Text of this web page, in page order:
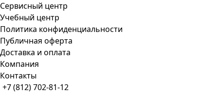
Сервисный центр
Учебный центр
Политика конфиденциальности
Публичная оферта
Доставка и оплата
Компания
Контакты
+7 (812) 702-81-12